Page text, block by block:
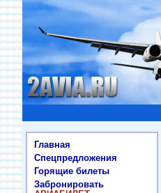
Главная
Спецпредложения
Горящие билеты
Забронировать